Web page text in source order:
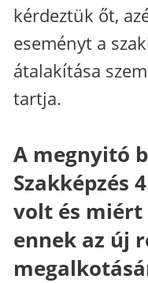
kérdeztük őt,
eseményt a
átalakítása
tartja.
A megnyitó
Szakképzés
volt és miért
ennek az új